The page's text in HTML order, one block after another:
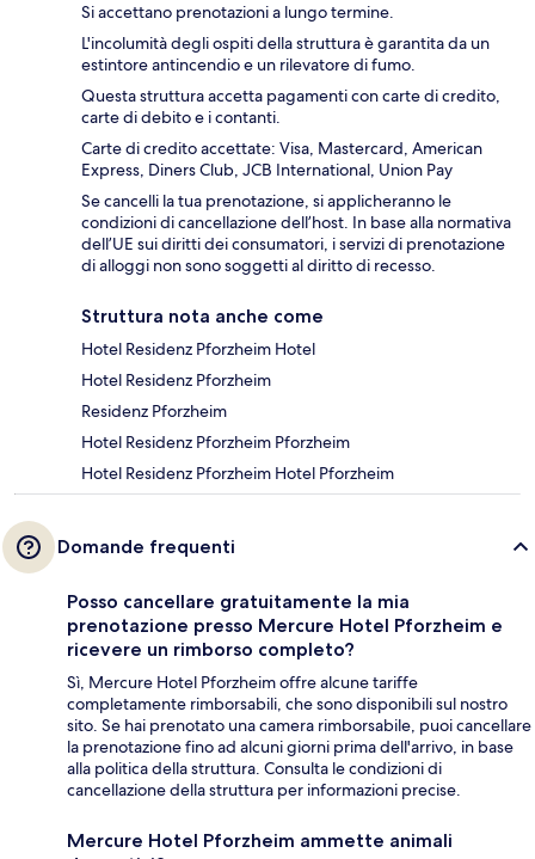
Si accettano prenotazioni a lungo termine.
L'incolumità degli ospiti della struttura è garantita da un
estintore antincendio e un rilevatore di fumo.
Questa struttura accetta pagamenti con carte di credito,
carte di debito e i contanti.
Carte di credito accettate: Visa, Mastercard, American
Express, Diners Club, JCB International, Union Pay
Se cancelli la tua prenotazione, si applicheranno le
condizioni di cancellazione dell’host. In base alla normativa
dell’UE sui diritti dei consumatori, i servizi di prenotazione
di alloggi non sono soggetti al diritto di recesso.
Struttura nota anche come
Hotel Residenz Pforzheim Hotel
Hotel Residenz Pforzheim
Residenz Pforzheim
Hotel Residenz Pforzheim Pforzheim
Hotel Residenz Pforzheim Hotel Pforzheim
Domande frequenti
Posso cancellare gratuitamente la mia
prenotazione presso Mercure Hotel Pforzheim e
ricevere un rimborso completo?
Sì, Mercure Hotel Pforzheim offre alcune tariffe
completamente rimborsabili, che sono disponibili sul nostro
sito. Se hai prenotato una camera rimborsabile, puoi cancellare
la prenotazione fino ad alcuni giorni prima dell'arrivo, in base
alla politica della struttura. Consulta le condizioni di
cancellazione della struttura per informazioni precise.
Mercure Hotel Pforzheim ammette animali